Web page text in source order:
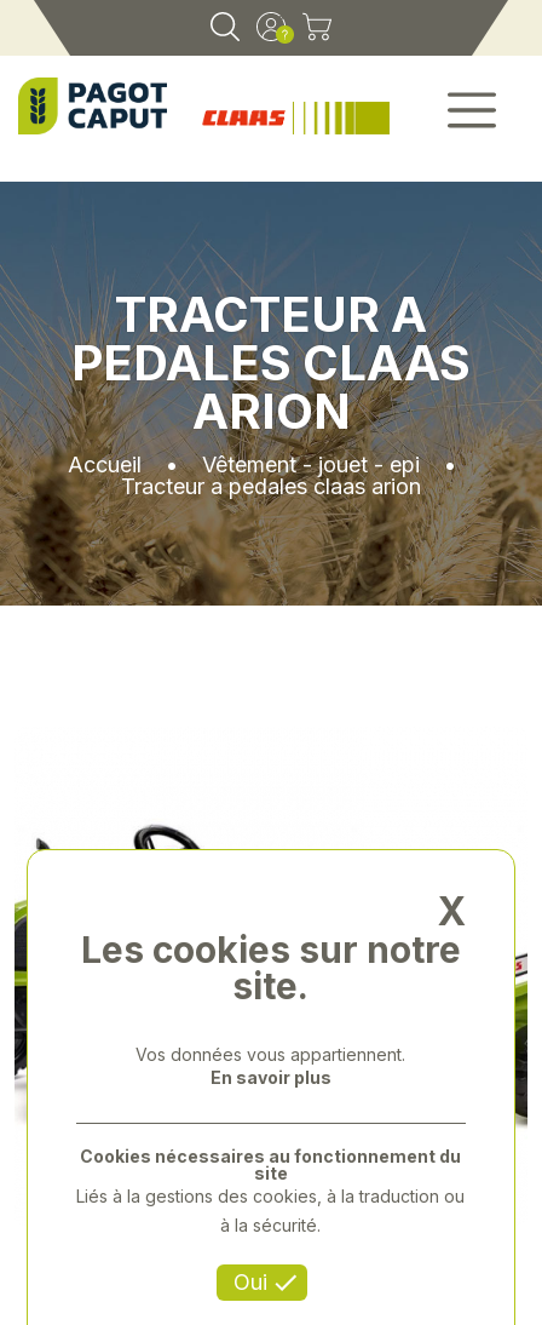
TRACTEUR A
PEDALES CLAAS
ARION
Accueil•Vêtement - jouet - epi•
Tracteur a pedales claas arion
X
Les cookies sur notre
site.
Vos données vous appartiennent.
En savoir plus
Oui
Cookies nécessaires au fonctionnement du
site
Liés à la gestions des cookies, à la traduction ou
à la sécurité.